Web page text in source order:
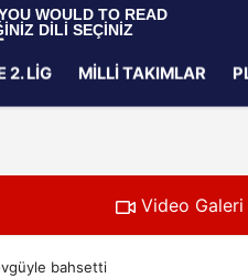
WOULD TO READ
DİLİ SEÇİNİZ
2. LIG MILLI TAKIMLAR
11:24 Filenin
Video Galeri
bahsetti